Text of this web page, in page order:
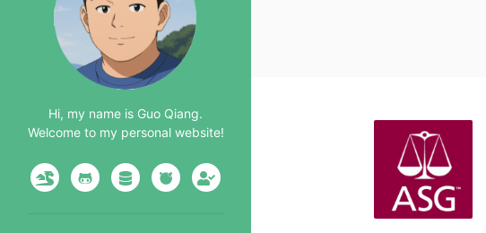
Hi, my name is Guo Qiang.
Welcome to my personal website!